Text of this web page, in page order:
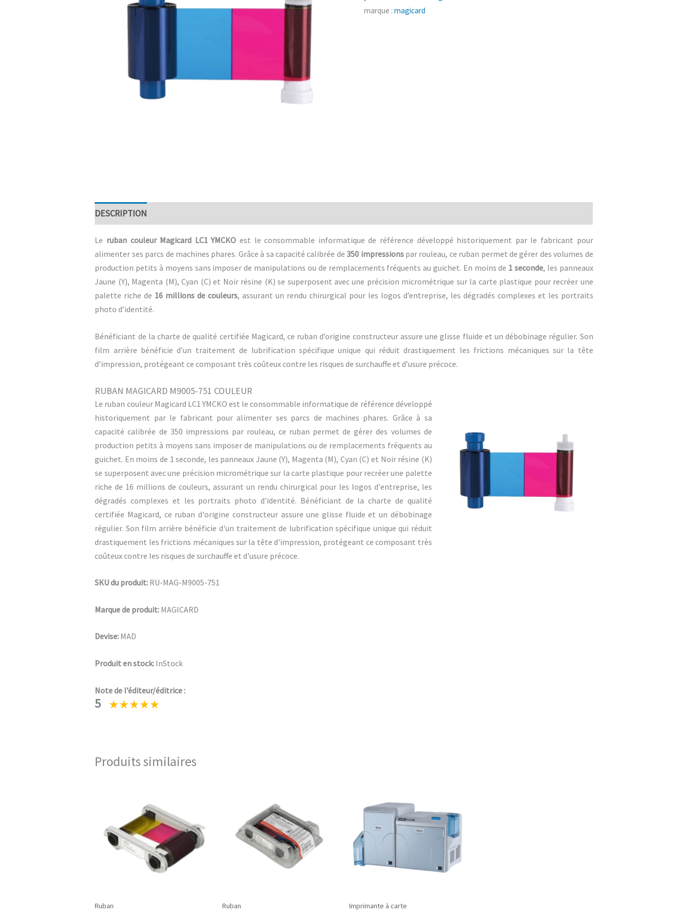
marque : magicard
DESCRIPTION
Le ruban couleur Magicard LC1 YMCKO est le consommable informatique de référence développé historiquement par le fabricant pour
alimenter ses parcs de machines phares. Grâce à sa capacité calibrée de350 impressionspar rouleau, ce ruban permet de gérer des volumes de
production petits à moyens sans imposer de manipulations ou de remplacements fréquents au guichet. En moins de 1 seconde, les panneaux
Jaune (Y), Magenta (M), Cyan (C) et Noir résine (K) se superposent avec une précision micrométrique sur la carte plastique pour recréer une
palette riche de 16 millions de couleurs, assurant un rendu chirurgical pour les logos d’entreprise, les dégradés complexes et les portraits
photo d’identité.
Bénéficiant de la charte de qualité certifiée Magicard, ce ruban d’origine constructeur assure une glisse fluide et un débobinage régulier. Son
film arrière bénéficie d’un traitement de lubrification spécifique unique qui réduit drastiquement les frictions mécaniques sur la tête
d’impression, protégeant ce composant très coûteux contre les risques de surchauffe et d’usure précoce.
RUBAN MAGICARD M9005-751 COULEUR
Le ruban couleur Magicard LC1 YMCKO est le consommable informatique de référence développé
historiquement par le fabricant pour alimenter ses parcs de machines phares. Grâce à sa
capacité calibrée de 350 impressions par rouleau, ce ruban permet de gérer des volumes de
production petits à moyens sans imposer de manipulations ou de remplacements fréquents au
guichet. En moins de 1 seconde, les panneaux Jaune (Y), Magenta (M), Cyan (C) et Noir résine (K)
se superposent avec une précision micrométrique sur la carte plastique pour recréer une palette
riche de 16 millions de couleurs, assurant un rendu chirurgical pour les logos d'entreprise, les
dégradés complexes et les portraits photo d'identité. Bénéficiant de la charte de qualité
certifiée Magicard, ce ruban d'origine constructeur assure une glisse fluide et un débobinage
régulier. Son film arrière bénéficie d'un traitement de lubrification spécifique unique qui réduit
drastiquement les frictions mécaniques sur la tête d'impression, protégeant ce composant très
coûteux contre les risques de surchauffe et d'usure précoce.
SKU du produit: RU-MAG-M9005-751
Marque de produit: MAGICARD
Devise: MAD
Produit en stock: InStock
Note de l’éditeur/éditrice :
5
Produits similaires
Ruban Ruban Imprimante à carte